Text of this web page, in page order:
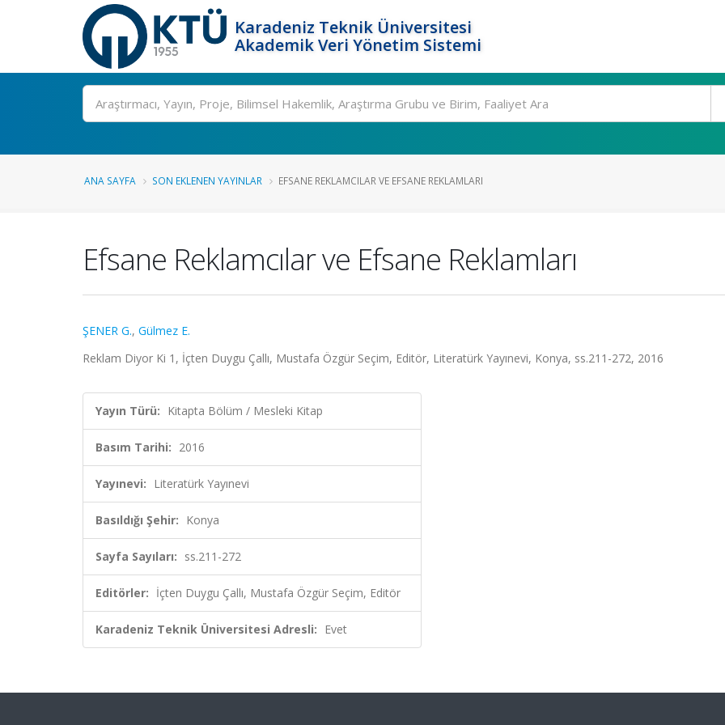
Karadeniz Teknik Üniversitesi
Akademik Veri Yönetim Sistemi
Ara
ANA SAYFA SON EKLENEN YAYINLAR EFSANE REKLAMCILAR VE EFSANE REKLAMLARI
Efsane Reklamcılar ve Efsane Reklamları
ŞENER G., Gülmez E.
Reklam Diyor Ki 1, İçten Duygu Çallı, Mustafa Özgür Seçim, Editör, Literatürk Yayınevi, Konya, ss.211-272, 2016
Yayın Türü: Kitapta Bölüm / Mesleki Kitap
Basım Tarihi: 2016
Yayınevi: Literatürk Yayınevi
Basıldığı Şehir: Konya
Sayfa Sayıları: ss.211-272
Editörler: İçten Duygu Çallı, Mustafa Özgür Seçim, Editör
Karadeniz Teknik Üniversitesi Adresli: Evet